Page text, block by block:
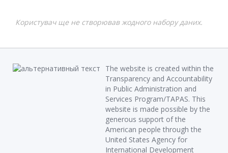
Користувач ще не створював жодного набору даних.
The website is created within the
Transparency and Accountability
in Public Administration and
Services Program/TAPAS. This
website is made possible by the
generous support of the
American people through the
United States Agency for
International Development